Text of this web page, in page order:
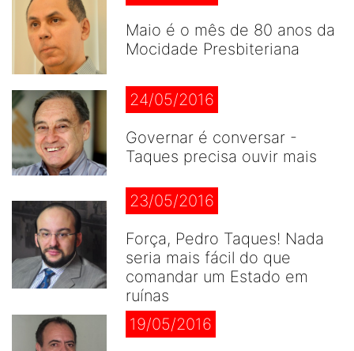
Maio é o mês de 80 anos da
Mocidade Presbiteriana
24/05/2016
Governar é conversar -
Taques precisa ouvir mais
23/05/2016
Força, Pedro Taques! Nada
seria mais fácil do que
comandar um Estado em
ruínas
19/05/2016